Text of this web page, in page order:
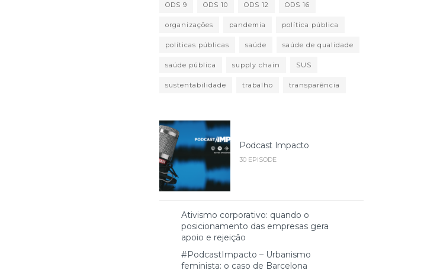
ODS 9 ODS 10 ODS 12 ODS 16
organizações pandemia política pública
políticas públicas saúde saúde de qualidade
saúde pública supply chain SUS
sustentabilidade trabalho transparência
Podcast Impacto
30 EPISODE
Ativismo corporativo: quando o
posicionamento das empresas gera
apoio e rejeição
#PodcastImpacto – Urbanismo
feminista: o caso de Barcelona